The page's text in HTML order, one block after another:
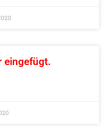
eingefügt.